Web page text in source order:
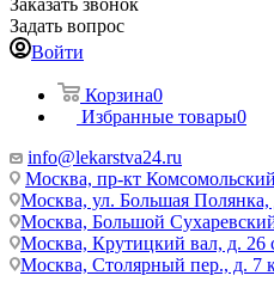
Заказать звонок
Задать вопрос
Войти
Корзина0
Избранные товары0
info@lekarstva24.ru
Москва, пр-кт
Москва, ул. Большая Полянка,
Москва, Большой
Москва, Крутицкий вал, д. 26
Москва, Столярный пер., д. 7